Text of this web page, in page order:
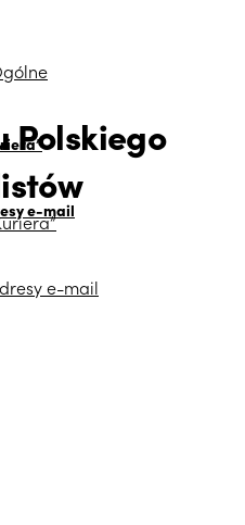
e-mail
e-mail
Polskiego